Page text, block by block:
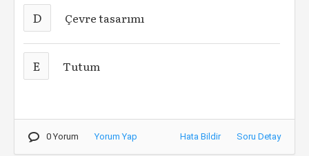
D Çevre tasarımı
E Tutum
0 Yorum Yorum Yap Hata Bildir Soru Detay